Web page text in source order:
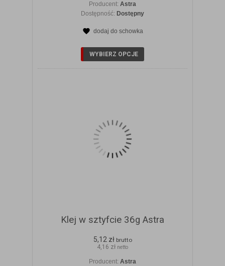
Producent: Astra
Dostępność: Dostępny
dodaj do schowka
WYBIERZ OPCJE
Klej w sztyfcie 36g Astra
5,12 zł brutto
4,16 zł netto
Producent: Astra